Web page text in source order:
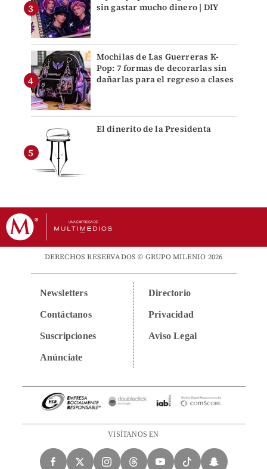
sin gastar mucho dinero | DIY
Mochilas de Las Guerreras K-
Pop: 7 formas de decorarlas sin
dañarlas para el regreso a clases
El dinerito de la Presidenta
DERECHOS RESERVADOS © GRUPO MILENIO 2026
Newsletters
Contáctanos
Suscripciones
Anúnciate
Directorio
Privacidad
Aviso Legal
VISÍTANOS EN